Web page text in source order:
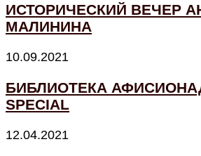
ИСТОРИЧЕСКИЙ ВЕЧЕР
МАЛИНИНА
10.09.2021
БИБЛИОТЕКА
SPECIAL
12.04.2021